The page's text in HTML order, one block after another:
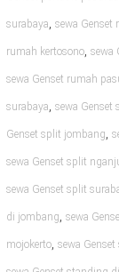
surabaya, sewa Genset
rumah kertosono, sewa
sewa Genset rumah
surabaya, sewa Genset
Genset split jombang,
sewa Genset split
sewa Genset split
di jombang, sewa
mojokerto, sewa